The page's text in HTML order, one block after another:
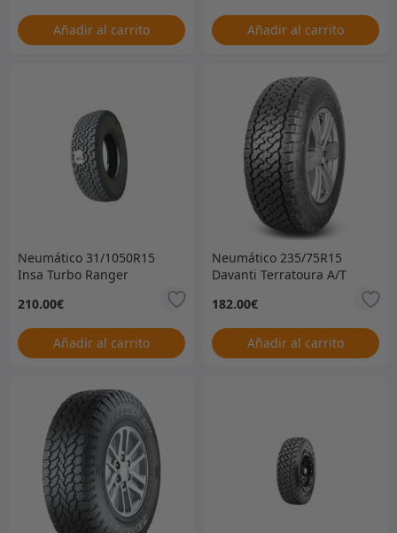
Añadir al carrito Añadir al carrito
Neumático 31/1050R15
Insa Turbo Ranger
ACTUALMENTE AGOTADO
– SIN FECHA DE
VENCIMIENTO
210.00€
Añadir al carrito
Neumático 235/75R15
Davanti Terratoura A/T
182.00€
Añadir al carrito